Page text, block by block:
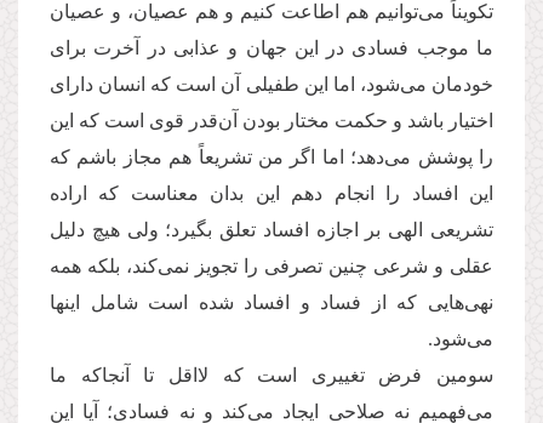
تكویناً می‌توانیم هم اطاعت كنیم و هم عصیان، و عصیان
ما موجب فسادی در این جهان و عذابی در آخرت برای
خودمان می‌شود، اما این طفیلی آن است كه انسان دارای
اختیار باشد و حكمت مختار بودن آن‌قدر قوی است كه این
را پوشش می‌دهد؛ اما اگر من تشریعاً هم مجاز باشم که
این افساد را انجام دهم این بدان معناست كه اراده
تشریعی الهی بر اجازه افساد تعلق بگیرد؛ ولی هیچ دلیل
عقلی و شرعی چنین تصرفی را تجویز نمی‌کند، بلکه همه
نهی‌هایی‌ كه از فساد و افساد شده است شامل اینها
می‌شود.
سومین فرض تغییری است كه لااقل تا آنجاکه ما
می‌فهمیم نه صلاحی ایجاد می‌كند و نه فسادی؛ آیا این